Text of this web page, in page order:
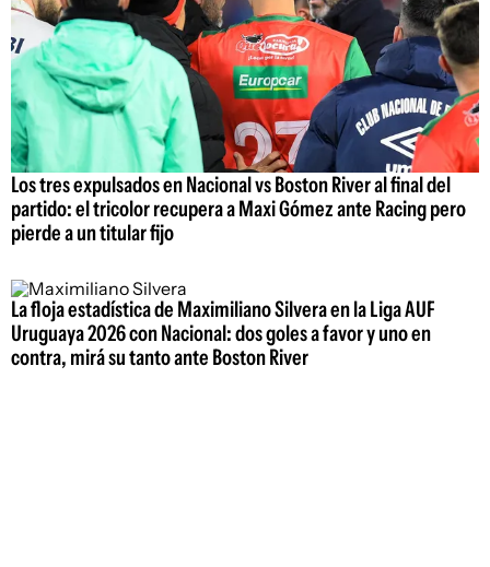
Los tres expulsados en Nacional vs Boston River al final del
partido: el tricolor recupera a Maxi Gómez ante Racing pero
pierde a un titular fijo
La floja estadística de Maximiliano Silvera en la Liga AUF
Uruguaya 2026 con Nacional: dos goles a favor y uno en
contra, mirá su tanto ante Boston River